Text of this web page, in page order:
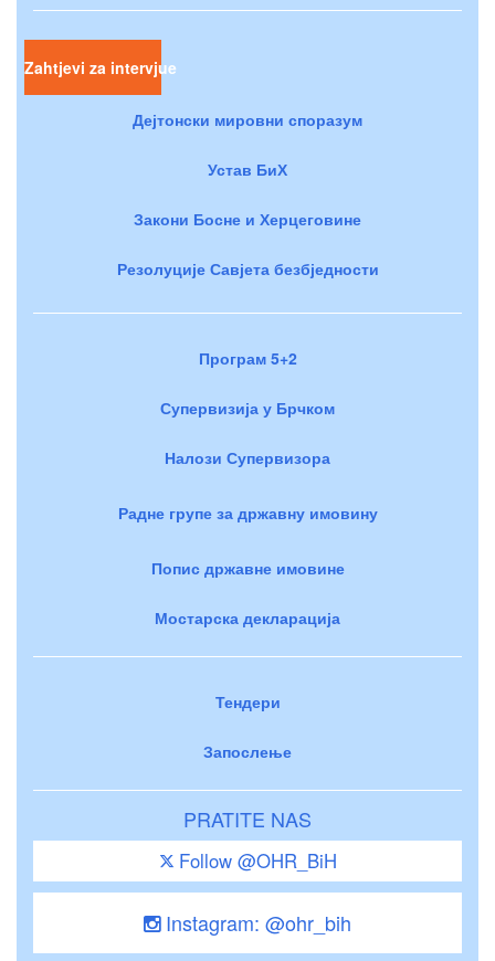
Zahtjevi za intervjue
Дејтонски мировни споразум
Устав БиХ
Закони Босне и Херцеговине
Резолуције Савјета безбједности
Програм 5+2
Супервизија у Брчком
Налози Супервизора
Радне групе за државну имовину
Попис државне имовине
Мостарска декларација
Тендери
Запослење
PRATITE NAS
Follow @OHR_BiH
Instagram: @ohr_bih